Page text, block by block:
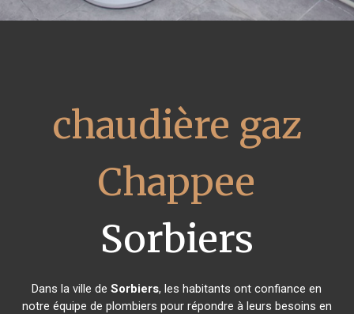
chaudière gaz
Chappee
Sorbiers
Dans la ville deSorbiers, les habitants ont confiance en
notre équipe de plombiers pour répondre à leurs besoins en